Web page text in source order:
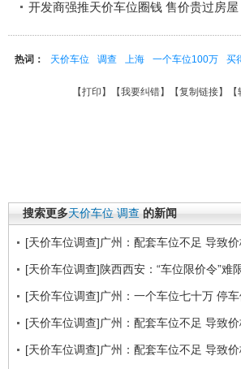
开发商强推天价车位圈钱 售价贵过房屋
热词： 天价车位 调查 上海 一个车位100万 买
【打印 】【我要纠错】【复制链接】【
搜索更多天价车位 调查 的新闻
[天价车位调查]广州：配套车位不足 导致
[天价车位调查]陕西西安：“车位限价令”难
[天价车位调查]广州：一个车位七十万 停
[天价车位调查]广州：配套车位不足 导致
[天价车位调查]广州：配套车位不足 导致